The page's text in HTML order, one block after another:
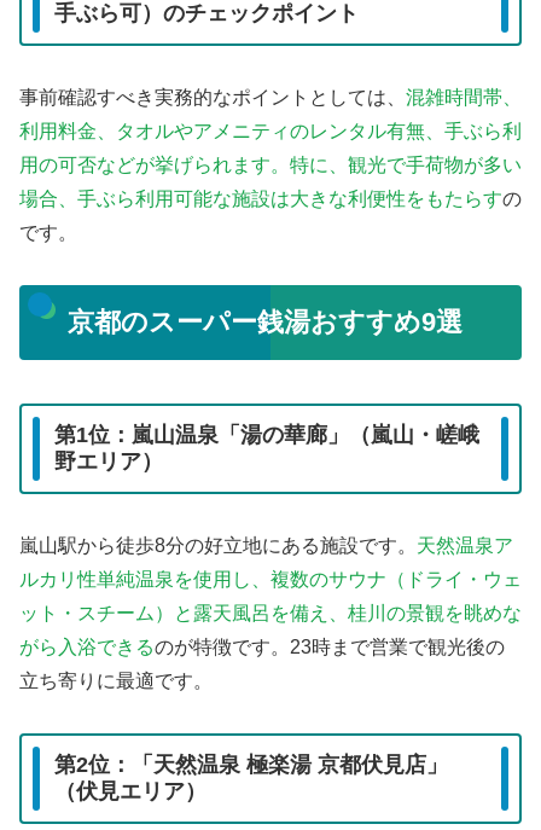
手ぶら可）のチェックポイント
事前確認すべき実務的なポイントとしては、 混雑時間帯、
利用料金、タオルやアメニティのレンタル有無、手ぶら利
用の可否などが挙げられます。特に、観光で手荷物が多い
場合、手ぶら利用可能な施設は大きな利便性をもたらすの
です。
京都のスーパー銭湯おすすめ9選
第1位：嵐山温泉「湯の華廊」（嵐山・嵯峨
野エリア）
嵐山駅から徒歩8分の好立地にある施設です。 天然温泉ア
ルカリ性単純温泉を使用し、複数のサウナ（ドライ・ウェ
ット・スチーム）と露天風呂を備え、桂川の景観を眺めな
がら入浴できるのが特徴です。23時まで営業で観光後の
立ち寄りに最適です。
第2位：「天然温泉 極楽湯 京都伏見店」
（伏見エリア）